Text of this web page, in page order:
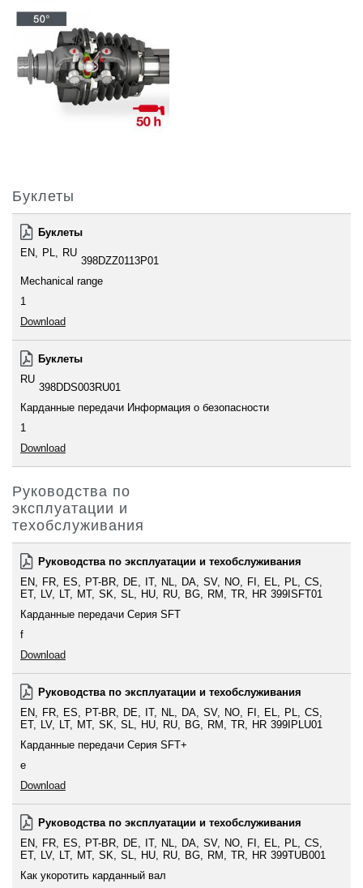
Буклеты
Буклеты
EN
PL RU
398DZZ0113P01
Mechanical range
1
Download
Буклеты
RU
398DDS003RU01
Карданные передачи Информация о безопасности
1
Download
Руководства по
эксплуатации и
техобслуживания
Руководства по эксплуатации и техобслуживания
EN
FR ES PT-BR DE IT NL DA SV NO FI EL PL
CS
ET
LV LT MT SK SL HU RU BG RM TR HR 399ISFT01
Карданные передачи Серия SFT
f
Download
Руководства по эксплуатации и техобслуживания
EN
FR ES PT-BR DE IT NL DA SV NO FI EL PL
CS
ET
LV LT MT SK SL HU RU BG RM TR HR 399IPLU01
Карданные передачи Серия SFT+
e
Download
Руководства по эксплуатации и техобслуживания
EN
FR ES PT-BR DE IT NL DA SV NO FI EL PL
CS
ET
LV LT MT SK SL HU RU BG RM TR HR 399TUB001
Как укоротить карданный вал